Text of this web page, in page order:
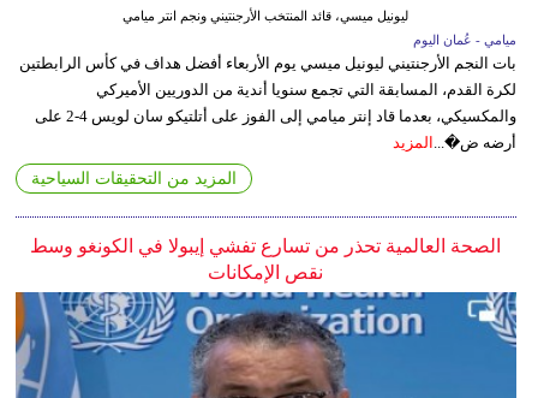
ليونيل ميسي، قائد المنتخب الأرجنتيني ونجم انتر ميامي
ميامي - عُمان اليوم
بات النجم الأرجنتيني ليونيل ميسي يوم الأربعاء أفضل هداف في كأس الرابطتين
لكرة القدم، المسابقة التي تجمع سنويا أندية من الدوريين الأميركي
والمكسيكي، بعدما قاد إنتر ميامي إلى الفوز على أتلتيكو سان لويس 4-2 على
أرضه ض�...
المزيد
المزيد من التحقيقات السياحية
الصحة العالمية تحذر من تسارع تفشي إيبولا في الكونغو وسط
نقص الإمكانات